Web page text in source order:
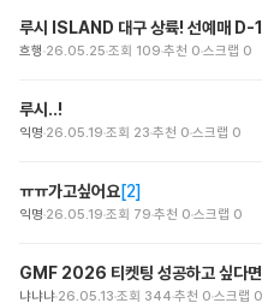
루시 ISLAND 대구 상륙! 선예매 D-
흐행 26.05.25 조회 109 추천 0 스크랩 0
루시..!
익명 26.05.19 조회 23 추천 0 스크랩 0
ㅠㅠ가고싶어요[2]
익명 26.05.19 조회 79 추천 0 스크랩 0
냐냐냐 26.05.13 조회 344 추천 0 스크랩 0